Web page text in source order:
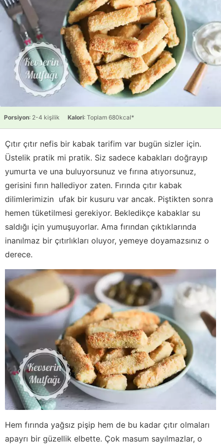
Porsiyon: 2-4 kişilik Kalori: Toplam 680kcal*
Çıtır çıtır nefis bir kabak tarifim var bugün sizler için.
Üstelik pratik mi pratik. Siz sadece kabakları doğrayıp
yumurta ve una buluyorsunuz ve fırına atıyorsunuz,
gerisini fırın hallediyor zaten. Fırında çıtır kabak
dilimlerimizin ufak bir kusuru var ancak. Piştikten sonra
hemen tüketilmesi gerekiyor. Bekledikçe kabaklar su
saldığı için yumuşuyorlar. Ama fırından çıktıklarında
inanılmaz bir çıtırlıkları oluyor, yemeye doyamazsınız o
derece.
Hem fırında yağsız pişip hem de bu kadar çıtır olmaları
apayrı bir güzellik elbette. Çok masum sayılmazlar, o